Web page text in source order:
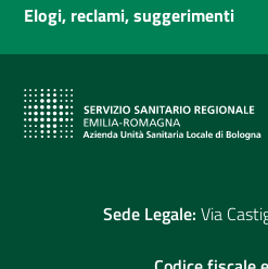
Elogi, reclami, suggerimenti
Sede Legale: Via